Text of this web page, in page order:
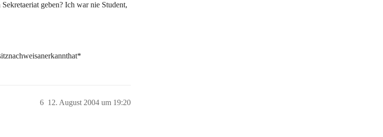
geben? Ich war nie Student,
12. August 2004 um 19:20
6